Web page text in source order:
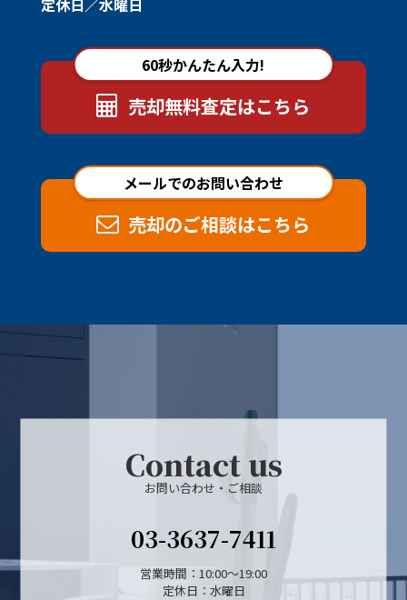
定休日／水曜日
60秒かんたん入力!
売却無料査定はこちら
メールでのお問い合わせ
売却のご相談はこちら
Contact us
お問い合わせ・ご相談
03-3637-7411
営業時間：10:00～19:00
定休日：水曜日